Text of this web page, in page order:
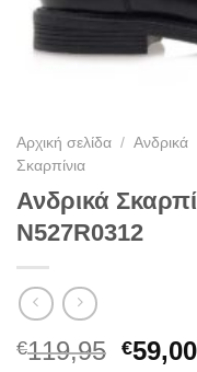
Αρχική σελίδα / Ανδρικά
Σκαρπίνια
Ανδρικά
N527R0312
€119,95 €59,00